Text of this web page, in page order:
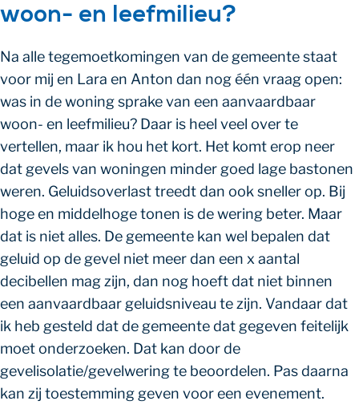
woon- en leefmilieu?
Na alle tegemoetkomingen van de gemeente staat
voor mij en Lara en Anton dan nog één vraag open:
was in de woning sprake van een aanvaardbaar
woon- en leefmilieu? Daar is heel veel over te
vertellen, maar ik hou het kort. Het komt erop neer
dat gevels van woningen minder goed lage bastonen
weren. Geluidsoverlast treedt dan ook sneller op. Bij
hoge en middelhoge tonen is de wering beter. Maar
dat is niet alles. De gemeente kan wel bepalen dat
geluid op de gevel niet meer dan een x aantal
decibellen mag zijn, dan nog hoeft dat niet binnen
een aanvaardbaar geluidsniveau te zijn. Vandaar dat
ik heb gesteld dat de gemeente dat gegeven feitelijk
moet onderzoeken. Dat kan door de
gevelisolatie/gevelwering te beoordelen. Pas daarna
kan zij toestemming geven voor een evenement.